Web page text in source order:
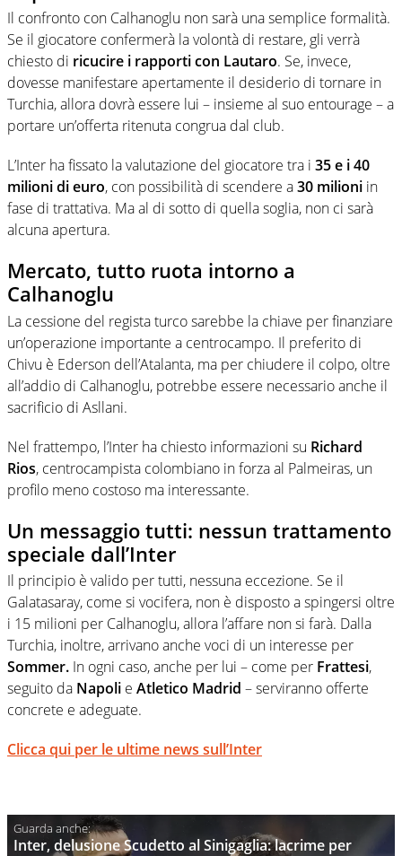
Il confronto con Calhanoglu non sarà una semplice formalità.
Se il giocatore confermerà la volontà di restare, gli verrà
chiesto di ricucire i rapporti con Lautaro. Se, invece,
dovesse manifestare apertamente il desiderio di tornare in
Turchia, allora dovrà essere lui – insieme al suo entourage – a
portare un’offerta ritenuta congrua dal club.
L’Inter ha fissato la valutazione del giocatore tra i 35 e i 40
milioni di euro, con possibilità di scendere a30 milioni in
fase di trattativa. Ma al di sotto di quella soglia, non ci sarà
alcuna apertura.
Mercato, tutto ruota intorno a
Calhanoglu
La cessione del regista turco sarebbe la chiave per finanziare
un’operazione importante a centrocampo. Il preferito di
Chivu è Ederson dell’Atalanta, ma per chiudere il colpo, oltre
all’addio di Calhanoglu, potrebbe essere necessario anche il
sacrificio di Asllani.
Nel frattempo, l’Inter ha chiesto informazioni su Richard
Rios, centrocampista colombiano in forza al Palmeiras, un
profilo meno costoso ma interessante.
Un messaggio tutti: nessun trattamento
speciale dall’Inter
Il principio è valido per tutti, nessuna eccezione. Se il
Galatasaray, come si vocifera, non è disposto a spingersi oltre
i 15 milioni per Calhanoglu, allora l’affare non si farà. Dalla
Turchia, inoltre, arrivano anche voci di un interesse per
Sommer. In ogni caso, anche per lui – come per Frattesi,
seguito da Napoli e Atletico Madrid – serviranno offerte
concrete e adeguate.
Clicca qui per le ultime news sull’Inter
Inter, delusione Scudetto al Sinigaglia: lacrime per